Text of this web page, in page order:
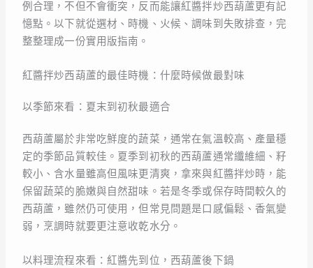
例合理，不但不會衝突，反而能讓紅醬拌炒西葫蘆更有記
憶點。以下就從選材、時機、火候、調味到失敗排查，完
整整理成一份實用版指南。
紅醬拌炒西葫蘆的最佳時機：什麼時候做最對味
以季節來看：夏末到初秋最適合
西葫蘆屬於非常吃鮮度的蔬菜，通常在氣溫較高、產量穩
定的季節品質較佳。夏季到初秋的西葫蘆通常纖維細、籽
較小、含水量雖高但風味更清爽，拿來與紅醬拌炒時，能
保留蔬菜的脆嫩與自然甜味。若是冬季或保存時間較久的
西葫蘆，雖然仍可使用，但常見問題是口感偏鬆、香氣變
弱，烹調時就要更注意收乾水分。
以料理流程來看：紅醬先到位，西葫蘆後下鍋